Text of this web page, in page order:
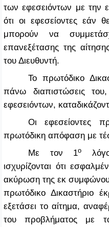
των εφεσειόντων με την
ότι οι εφεσείοντες εάν
μπορούν να
επανεξέτασης της
του Διευθυντή.
Το πρωτόδικο
πάνω διαπιστώσεις
εφεσειόντων,
Οι εφεσείοντες
πρωτόδικη απόφαση με
Με τον 1ο
ισχυρίζονται ότι
ακύρωση της εκ
πρωτόδικο Δικαστήριο
εξετάσει το αίτημα,
του προβλήματος με